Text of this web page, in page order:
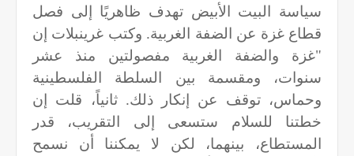
سياسة البيت الأبيض تهدف ظاهريًا إلى فصل
قطاع غزة عن الضفة الغربية. وكتب غرينبلات إن
"غزة والضفة الغربية مفصولتين منذ عشر
سنوات، ومقسمة بين السلطة الفلسطينية
وحماس، توقف عن إنكار ذلك. ثانياً، قلت إن
خطتنا للسلام ستسعى إلى التقريب، قدر
المستطاع، بينهما، لكن لا يمكننا أن نسمح